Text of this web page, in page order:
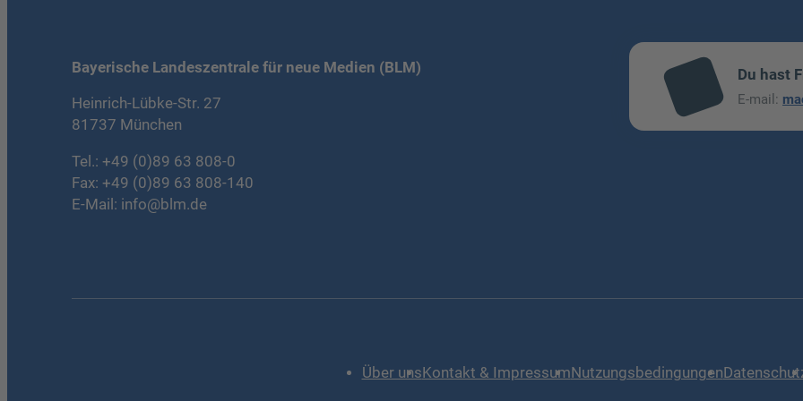
Bayerische Landeszentrale für neue Medien (BLM)
Heinrich-Lübke-Str. 27
81737 München
Tel.: +49 (0)89 63 808-0
Fax: +49 (0)89 63 808-140
E-Mail: info@blm.de
mai
l
Du hast
E-mail:
Über unsKontakt & ImpressumNutzungsbedingungen